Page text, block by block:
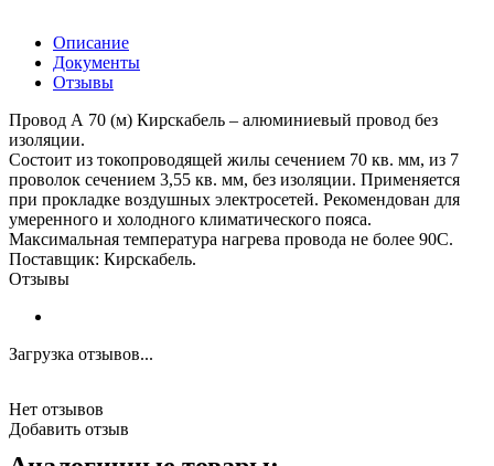
Описание
Документы
Отзывы
Провод А 70 (м) Кирскабель – алюминиевый провод без
изоляции.
Состоит из токопроводящей жилы сечением 70 кв. мм, из 7
проволок сечением 3,55 кв. мм, без изоляции. Применяется
при прокладке воздушных электросетей. Рекомендован для
умеренного и холодного климатического пояса.
Максимальная температура нагрева провода не более 90С.
Поставщик: Кирскабель.
Отзывы
Загрузка отзывов...
Нет отзывов
Добавить отзыв